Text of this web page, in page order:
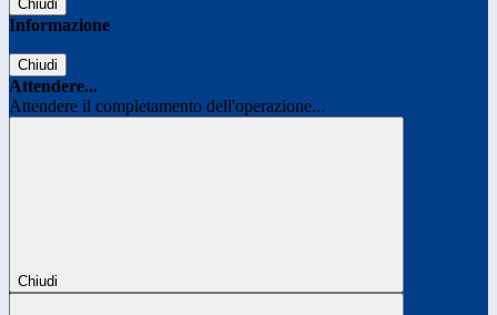
Chiudi
Informazione
Chiudi
Attendere...
Attendere il completamento dell'operazione...
Chiudi